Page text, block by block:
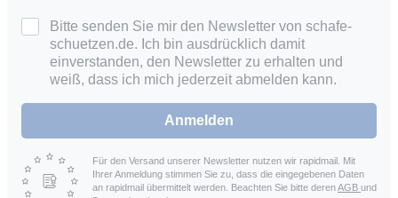
Bitte senden Sie mir den Newsletter von schafe-
schuetzen.de. Ich bin ausdrücklich damit
einverstanden, den Newsletter zu erhalten und
weiß, dass ich mich jederzeit abmelden kann.
Anmelden
Für den Versand unserer Newsletter nutzen wir rapidmail. Mit
Ihrer Anmeldung stimmen Sie zu, dass die eingegebenen Daten
an rapidmail übermittelt werden. Beachten Sie bitte derenAGB und